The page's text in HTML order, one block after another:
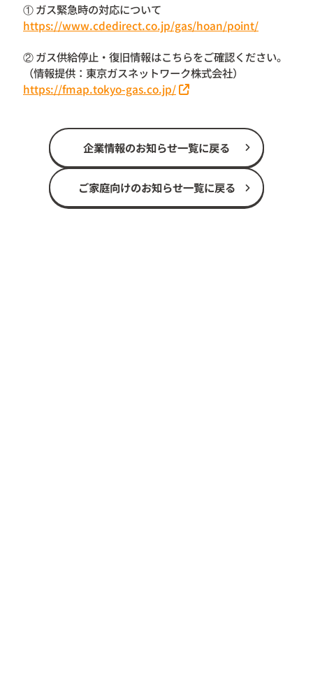
① ガス緊急時の対応について
https://www.cdedirect.co.jp/gas/hoan/point/
② ガス供給停止・復旧情報はこちらをご確認ください。
（情報提供：東京ガスネットワーク株式会社）
https://fmap.tokyo-gas.co.jp/
企業情報のお知らせ一覧に戻る
ご家庭向けのお知らせ一覧に戻る